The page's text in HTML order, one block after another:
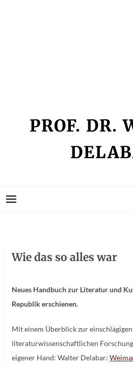
PROF. DR.
Wie das so alles war
Neues Handbuch zur Literatur und
Republik erschienen.
Mit einem Überblick zur einschlägigen
literaturwissenschaftlichen
eigener Hand: Walter Delabar: